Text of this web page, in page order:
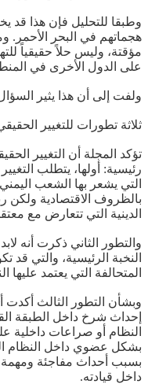
وطبقا للتحليل فإن هذا
هجماتهم في البحر الأحمر.
مؤقتة، وليس حلاً حقيقياً
على الدول الأخرى في
ولفت إلى أن هذا يثير
ثلاثة تطورات للتغيير
تؤكد المجلة أن التغيير
رئيسية: أولها، يتطلب
التي يشعر بها الشعب
بالظروف الاقتصادية ولكن
الدينية التي تتعارض مع
والتطور الثاني ذكرت أنه
النخبة الرئيسية، والتي قد
المتحالفة التي يعتمد
وبشأن التطور الثالث أكدت
إحداث شرخ داخل الطبقة
النظام أو صراعات
بشكل عضوي داخل النظام
بسبب أحداث مفاجئة
داخل قيادته.